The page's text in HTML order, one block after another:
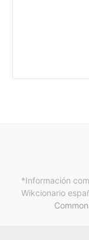
*Información
Wikcionario